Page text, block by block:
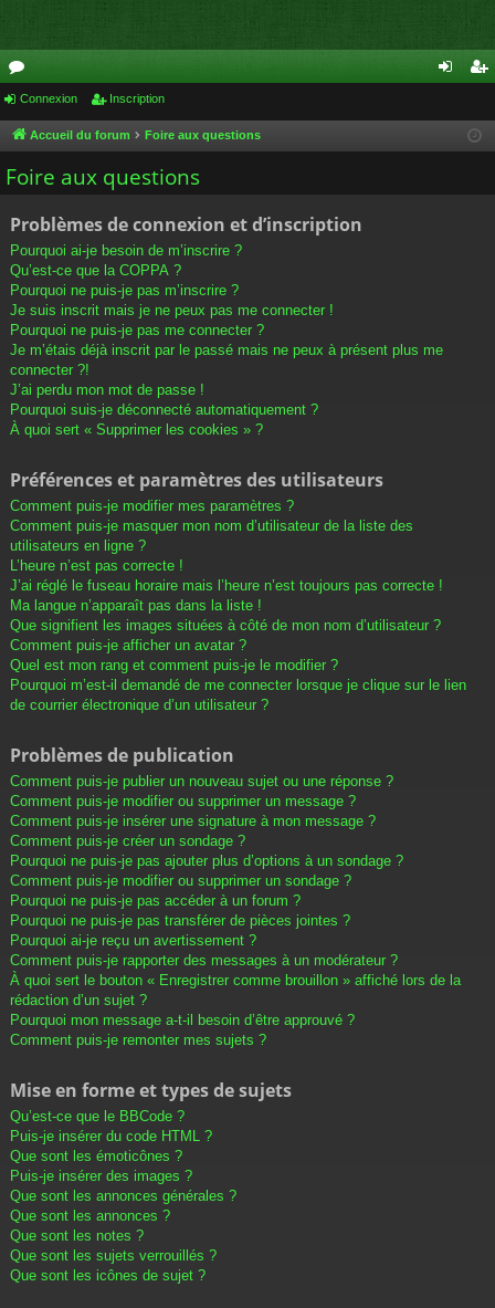
or
u
m
cri
Connexion Inscription
Accueil du forum Foire aux questions
Foire aux questions
Problèmes de connexion et d’inscription
Pourquoi ai-je besoin de m’inscrire ?
Qu’est-ce que la COPPA ?
Pourquoi ne puis-je pas m’inscrire ?
Je suis inscrit mais je ne peux pas me connecter !
Pourquoi ne puis-je pas me connecter ?
Je m’étais déjà inscrit par le passé mais ne peux à présent plus me
connecter ?!
J’ai perdu mon mot de passe !
Pourquoi suis-je déconnecté automatiquement ?
À quoi sert « Supprimer les cookies » ?
Préférences et paramètres des utilisateurs
Comment puis-je modifier mes paramètres ?
Comment puis-je masquer mon nom d’utilisateur de la liste des
utilisateurs en ligne ?
L’heure n’est pas correcte !
J’ai réglé le fuseau horaire mais l’heure n’est toujours pas correcte !
Ma langue n’apparaît pas dans la liste !
Que signifient les images situées à côté de mon nom d’utilisateur ?
Comment puis-je afficher un avatar ?
Quel est mon rang et comment puis-je le modifier ?
Pourquoi m’est-il demandé de me connecter lorsque je clique sur le lien
de courrier électronique d’un utilisateur ?
Problèmes de publication
Comment puis-je publier un nouveau sujet ou une réponse ?
Comment puis-je modifier ou supprimer un message ?
Comment puis-je insérer une signature à mon message ?
Comment puis-je créer un sondage ?
Pourquoi ne puis-je pas ajouter plus d’options à un sondage ?
Comment puis-je modifier ou supprimer un sondage ?
Pourquoi ne puis-je pas accéder à un forum ?
Pourquoi ne puis-je pas transférer de pièces jointes ?
Pourquoi ai-je reçu un avertissement ?
Comment puis-je rapporter des messages à un modérateur ?
À quoi sert le bouton « Enregistrer comme brouillon » affiché lors de la
rédaction d’un sujet ?
Pourquoi mon message a-t-il besoin d’être approuvé ?
Comment puis-je remonter mes sujets ?
Mise en forme et types de sujets
Qu’est-ce que le BBCode ?
Puis-je insérer du code HTML ?
Que sont les émoticônes ?
Puis-je insérer des images ?
Que sont les annonces générales ?
Que sont les annonces ?
Que sont les notes ?
Que sont les sujets verrouillés ?
Que sont les icônes de sujet ?